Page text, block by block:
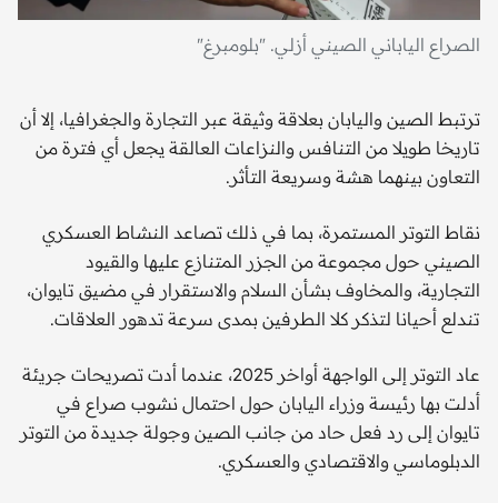
الصراع الياباني الصيني أزلي. "بلومبرغ"
ترتبط الصين واليابان بعلاقة وثيقة عبر التجارة والجغرافيا، إلا أن
تاريخا طويلا من التنافس والنزاعات العالقة يجعل أي فترة من
التعاون بينهما هشة وسريعة التأثر.
نقاط التوتر المستمرة، بما في ذلك تصاعد النشاط العسكري
الصيني حول مجموعة من الجزر المتنازع عليها والقيود
التجارية، والمخاوف بشأن السلام والاستقرار في مضيق تايوان،
تندلع أحيانا لتذكر كلا الطرفين بمدى سرعة تدهور العلاقات.
عاد التوتر إلى الواجهة أواخر 2025، عندما أدت تصريحات جريئة
أدلت بها رئيسة وزراء اليابان حول احتمال نشوب صراع في
تايوان إلى رد فعل حاد من جانب الصين وجولة جديدة من التوتر
الدبلوماسي والاقتصادي والعسكري.